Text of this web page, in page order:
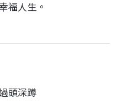
福人生。
頭深蹲